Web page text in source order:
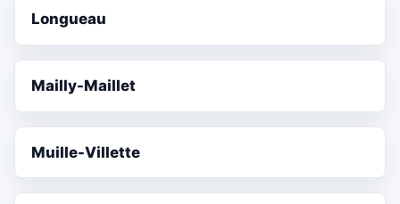
Longueau
Mailly-Maillet
Muille-Villette